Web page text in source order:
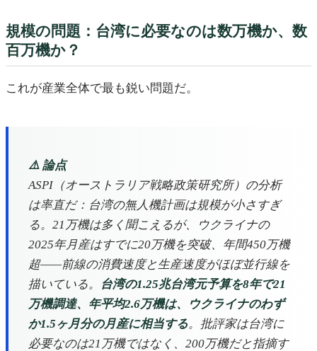
規模の問題：台湾に必要なのは数万機か、数
百万機か？
これが産業全体で最も鋭い問題だ。
⚠️ 論点
ASPI（オーストラリア戦略政策研究所）の分析
は率直だ：台湾の無人機計画は規模が小さすぎ
る。21万機は多く聞こえるが、ウクライナの
2025年月産はすでに20万機を突破、年間450万機
超——前線の消費速度と生産速度がほぼ並行線を
描いている。
台湾の1.25兆台湾元予算を8年で21
万機調達、年平均2.6万機は、ウクライナのわず
か1.5ヶ月分の月産に相当する。批評家は台湾に
必要なのは21万機ではなく、200万機だと指摘す